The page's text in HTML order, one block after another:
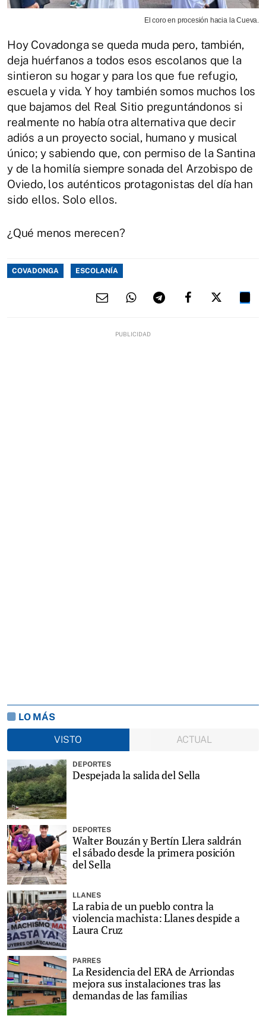
El coro en procesión hacia la Cueva.
Hoy Covadonga se queda muda pero, también,
deja huérfanos a todos esos escolanos que la
sintieron su hogar y para los que fue refugio,
escuela y vida. Y hoy también somos muchos los
que bajamos del Real Sitio preguntándonos si
realmente no había otra alternativa que decir
adiós a un proyecto social, humano y musical
único; y sabiendo que, con permiso de la Santina
y de la homilía siempre sonada del Arzobispo de
Oviedo, los auténticos protagonistas del día han
sido ellos. Solo ellos.
¿Qué menos merecen?
COVADONGA ESCOLANÍA
LO MÁS
VISTO
ACTUAL
DEPORTES
Despejada la salida del Sella
DEPORTES
Walter Bouzán y Bertín Llera saldrán
el sábado desde la primera posición
del Sella
LLANES
La rabia de un pueblo contra la
violencia machista: Llanes despide a
Laura Cruz
PARRES
La Residencia del ERA de Arriondas
mejora sus instalaciones tras las
demandas de las familias